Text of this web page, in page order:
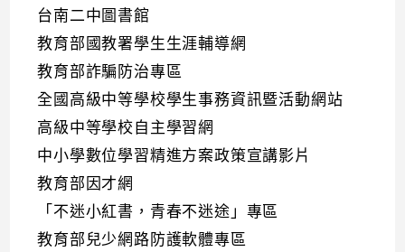
台南二中圖書館
教育部國教署學生生涯輔導網
教育部詐騙防治專區
全國高級中等學校學生事務資訊暨活動網站
高級中等學校自主學習網
中小學數位學習精進方案政策宣講影片
教育部因才網
「不迷小紅書，青春不迷途」專區
教育部兒少網路防護軟體專區